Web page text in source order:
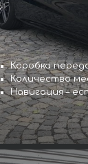
Коробка
Количество
Навигация –